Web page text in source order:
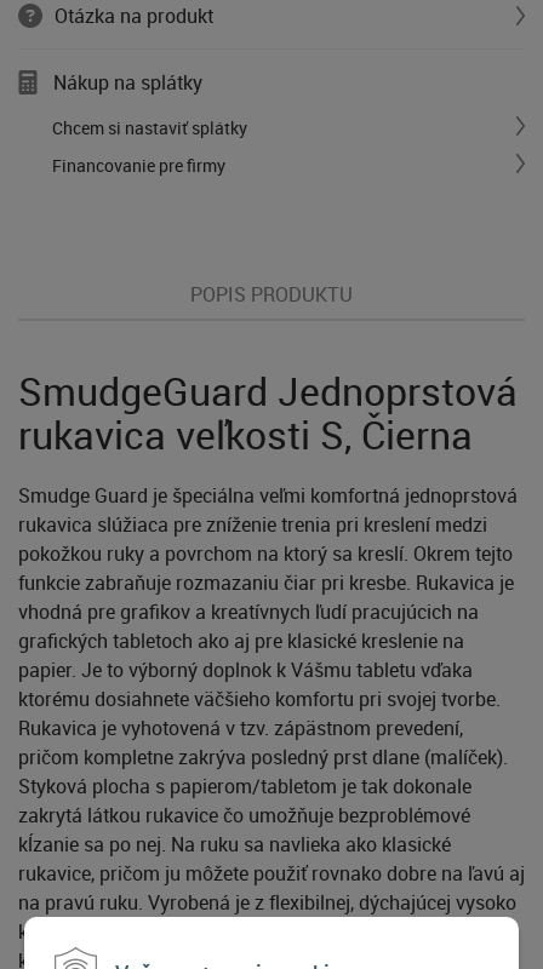
Otázka na produkt
Nákup na splátky
Chcem si nastaviť splátky
Financovanie pre firmy
POPIS PRODUKTU
SmudgeGuard Jednoprstová
rukavica veľkosti S, Čierna
Smudge Guard je špeciálna veľmi komfortná jednoprstová
rukavica slúžiaca pre zníženie trenia pri kreslení medzi
pokožkou ruky a povrchom na ktorý sa kreslí. Okrem tejto
funkcie zabraňuje rozmazaniu čiar pri kresbe. Rukavica je
vhodná pre grafikov a kreatívnych ľudí pracujúcich na
grafických tabletoch ako aj pre klasické kreslenie na
papier. Je to výborný doplnok k Vášmu tabletu vďaka
ktorému dosiahnete väčšieho komfortu pri svojej tvorbe.
Rukavica je vyhotovená v tzv. zápästnom prevedení,
pričom kompletne zakrýva posledný prst dlane (malíček).
Styková plocha s papierom/tabletom je tak dokonale
zakrytá látkou rukavice čo umožňuje bezproblémové
kĺzanie sa po nej. Na ruku sa navlieka ako klasické
rukavice, pričom ju môžete použiť rovnako dobre na ľavú aj
na pravú ruku. Vyrobená je z flexibilnej, dýchajúcej vysoko
kvalitnej nylonovej tkaniny (82% Nylon, 18% Spandex),
ktorá skoro nič nevži a ktorú je možné bez problémov prať